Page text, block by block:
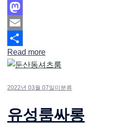
Facebook
Mastodon
Email
Share
Read more
2022년 03월 07일 미분류
유성룸싸롱